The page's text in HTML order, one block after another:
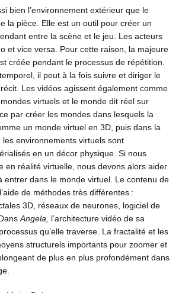
bien l’environnement extérieur que le
la pièce. Elle est un outil pour créer un
entre la scène et le jeu. Les acteurs
et vice versa. Pour cette raison, la majeure
créée pendant le processus de répétition.
il peut à la fois suivre et diriger le
Les vidéos agissent également comme
virtuels et le monde dit réel sur
par créer les mondes dans lesquels la
un monde virtuel en 3D, puis dans la
environnements virtuels sont
en un décor physique. Si nous
en réalité virtuelle, nous devons alors aider
entrer dans le monde virtuel. Le contenu de
de méthodes très différentes :
3D, réseaux de neurones, logiciel de
Angela,
l’architecture vidéo de sa
qu’elle traverse. La fractalité et les
structurels importants pour zoomer et
de plus en plus profondément dans